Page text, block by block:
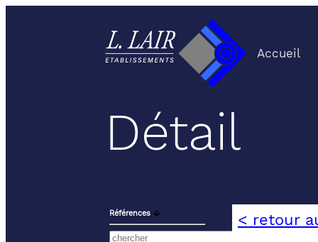
Accueil
Détail
Références ⬙ < retour